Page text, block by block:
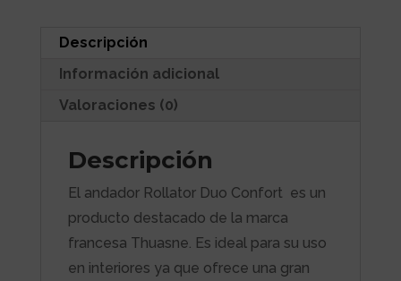
Descripción
Información adicional
Valoraciones (0)
Descripción
El andador Rollator Duo Confort es un
producto destacado de la marca
francesa Thuasne. Es ideal para su uso
en interiores ya que ofrece una gran